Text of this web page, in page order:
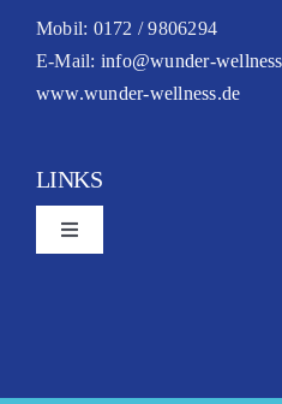
Mobil: 0172 / 9806294
E-Mail: info@wunder-
www.wunder-wellness.de
LINKS
Toggle
Navigation